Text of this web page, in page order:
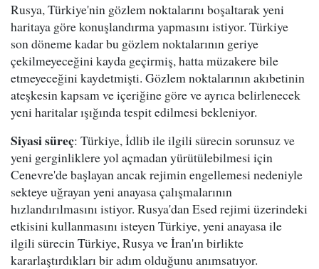
Rusya, Türkiye'nin gözlem noktalarını boşaltarak yeni
haritaya göre konuşlandırma yapmasını istiyor. Türkiye
son döneme kadar bu gözlem noktalarının geriye
çekilmeyeceğini kayda geçirmiş, hatta müzakere bile
etmeyeceğini kaydetmişti. Gözlem noktalarının akıbetinin
ateşkesin kapsam ve içeriğine göre ve ayrıca belirlenecek
yeni haritalar ışığında tespit edilmesi bekleniyor.
Siyasi süreç: Türkiye, İdlib ile ilgili sürecin sorunsuz ve
yeni gerginliklere yol açmadan yürütülebilmesi için
Cenevre'de başlayan ancak rejimin engellemesi nedeniyle
sekteye uğrayan yeni anayasa çalışmalarının
hızlandırılmasını istiyor. Rusya'dan Esed rejimi üzerindeki
etkisini kullanmasını isteyen Türkiye, yeni anayasa ile
ilgili sürecin Türkiye, Rusya ve İran'ın birlikte
kararlaştırdıkları bir adım olduğunu anımsatıyor.